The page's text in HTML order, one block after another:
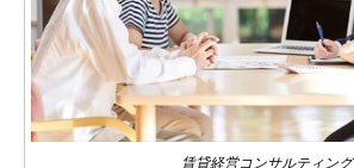
賃貸経営コンサルティング